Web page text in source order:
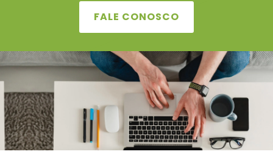
FALE CONOSCO